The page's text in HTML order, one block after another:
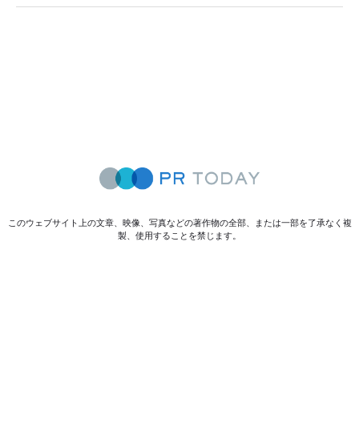
このウェブサイト上の文章、映像、写真などの著作物の全部、または一部を了承なく複
製、使用することを禁じます。